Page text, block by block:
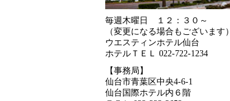
毎週木曜日 １２：３０～
（変更になる場合もございます）
ウエスティンホテル仙台
ホテルＴＥＬ 022-722-1234
【事務局】
仙台市青葉区中央4-6-1
仙台国際ホテル内６階